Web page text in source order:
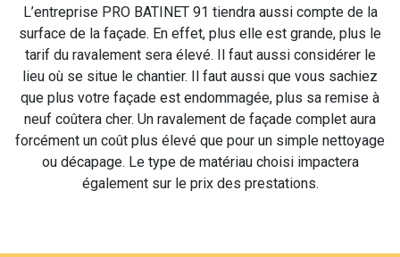
L’entreprise PRO BATINET 91 tiendra aussi compte de la
surface de la façade. En effet, plus elle est grande, plus le
tarif du ravalement sera élevé. Il faut aussi considérer le
lieu où se situe le chantier. Il faut aussi que vous sachiez
que plus votre façade est endommagée, plus sa remise à
neuf coûtera cher. Un ravalement de façade complet aura
forcément un coût plus élevé que pour un simple nettoyage
ou décapage. Le type de matériau choisi impactera
également sur le prix des prestations.